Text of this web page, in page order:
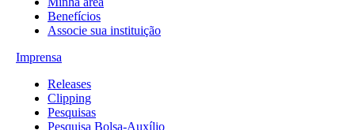
Benefícios
Associe sua instituição
Imprensa
Releases
Clipping
Pesquisas
Pesquisa Bolsa-Auxílio